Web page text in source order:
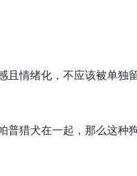
且情绪化，不应该被单独
普猎犬在一起，那么这种